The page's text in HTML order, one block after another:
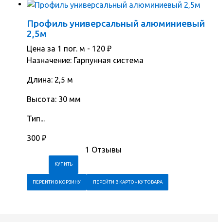
Профиль универсальный алюминиевый
2,5м
Цена за 1 пог. м - 120 ₽
Назначение: Гарпунная система
Длина: 2,5 м
Высота: 30 мм
Тип...
300 ₽
1 Отзывы
ПЕРЕЙТИ В КОРЗИНУ ПЕРЕЙТИ В КАРТОЧКУ ТОВАРА